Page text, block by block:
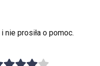
nie prosiła o pomoc.